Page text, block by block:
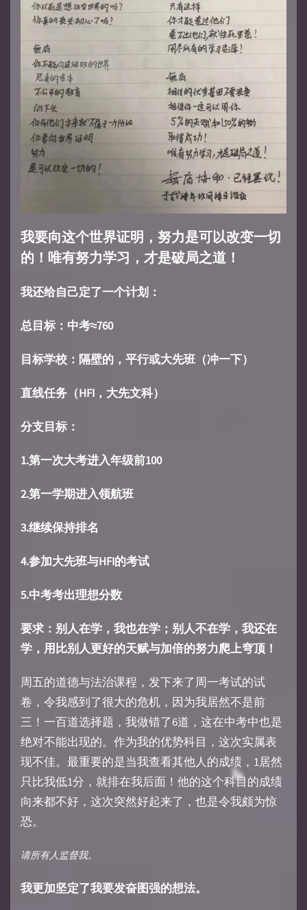
我要向这个世界证明，努力是可以改变一切
的！唯有努力学习，才是破局之道！
我还给自己定了一个计划：
总目标：中考≈760
目标学校：隔壁的，平行或大先班（冲一下）
直线任务（HFI，大先文科）
分支目标：
1.第一次大考进入年级前100
2.第一学期进入领航班
3.继续保持排名
4.参加大先班与HFI的考试
5.中考考出理想分数
要求：别人在学，我也在学；别人不在学，我还在
学，用比别人更好的天赋与加倍的努力爬上穹顶！
周五的道德与法治课程，发下来了周一考试的试
卷，令我感到了很大的危机，因为我居然不是前
三！一百道选择题，我做错了6道，这在中考中也是
绝对不能出现的。作为我的优势科目，这次实属表
现不佳。最重要的是当我查看其他人的成绩，1居然
只比我低1分，就排在我后面！他的这个科目的成绩
向来都不好，这次突然好起来了，也是令我颇为惊
恐。
请所有人监督我。
我更加坚定了我要发奋图强的想法。